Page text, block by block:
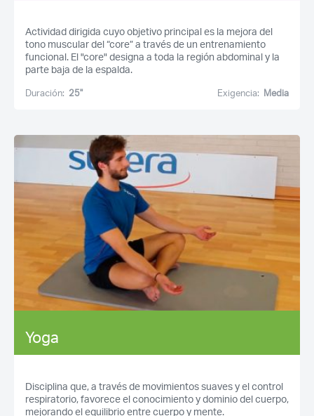
Actividad dirigida cuyo objetivo principal es la mejora del
tono muscular del “core” a través de un entrenamiento
funcional. El "core" designa a toda la región abdominal y la
parte baja de la espalda.
Duración: 25'' Exigencia: Media
Yoga
Disciplina que, a través de movimientos suaves y el control
respiratorio, favorece el conocimiento y dominio del cuerpo,
mejorando el equilibrio entre cuerpo y mente.